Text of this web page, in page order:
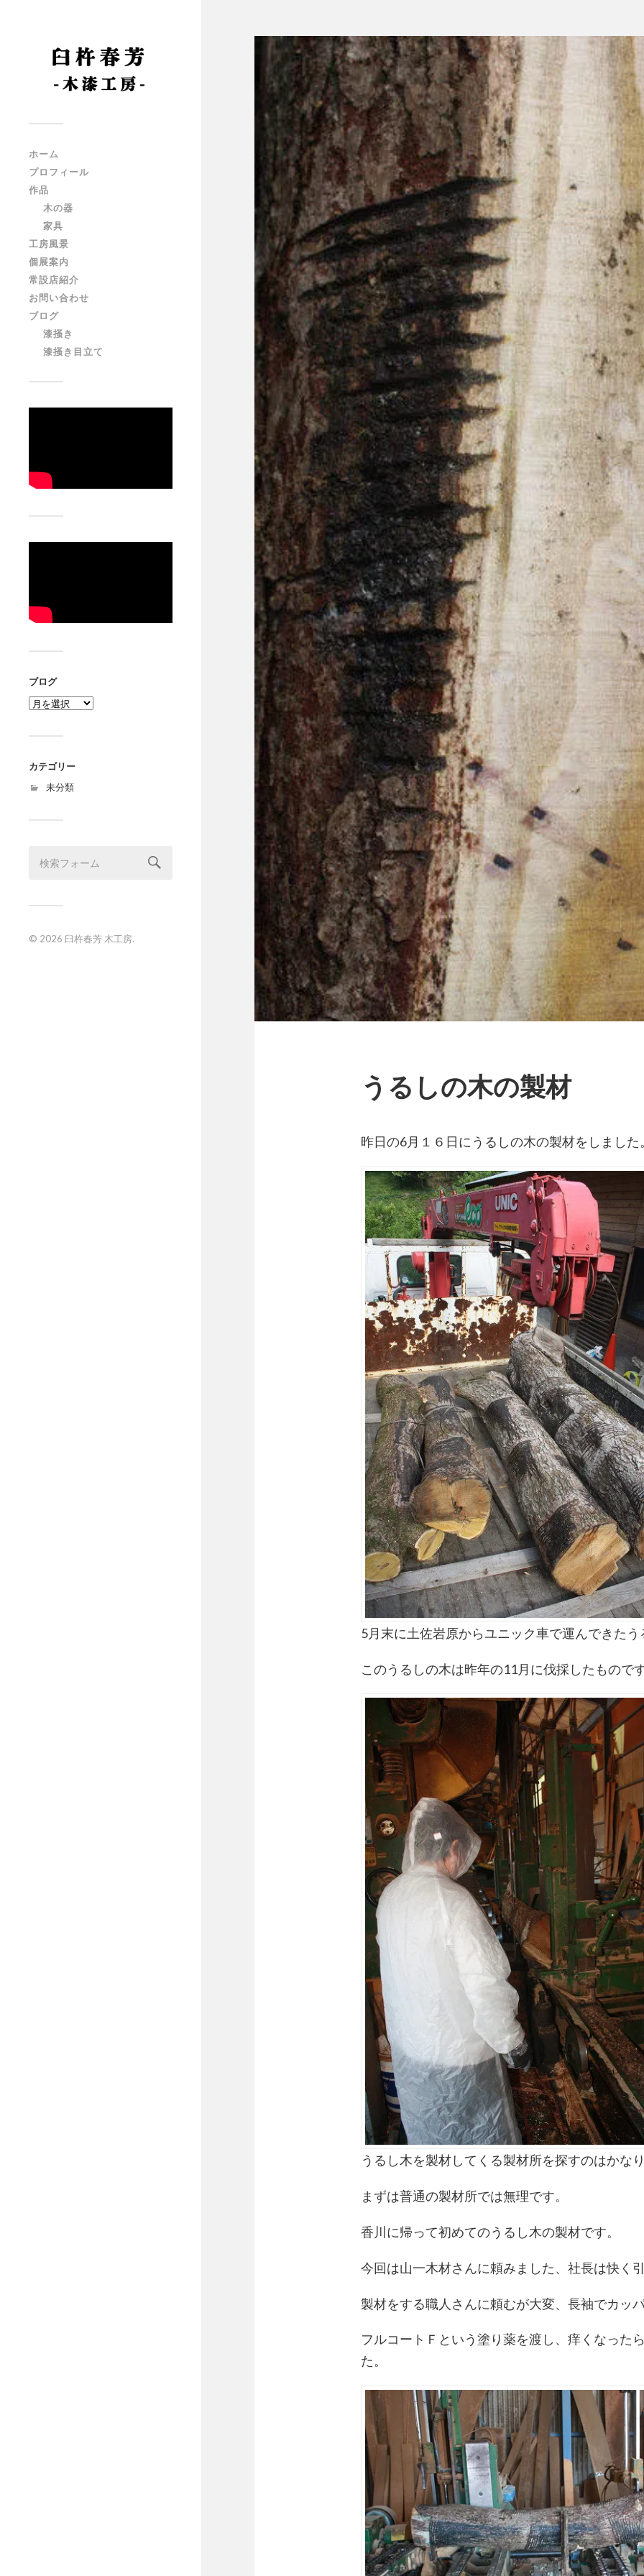
ホーム
プロフィール
作品
木の器
家具
工房風景
個展案内
常設店紹介
お問い合わせ
ブログ
漆掻き
漆掻き目立て
ブログ
ブ
ロ
カテゴリー
未分類
© 2026 臼杵春芳 木工房.
うるしの木の製材
昨日の6月１６日にうるしの木の製材をしました
5月末に土佐岩原からユニック車で運んできた
このうるしの木は昨年の11月に伐採したもので
うるし木を製材してくる製材所を探すのはかな
まずは普通の製材所では無理です。
香川に帰って初めてのうるし木の製材です。
今回は山一木材さんに頼みました、社長は快く
製材をする職人さんに頼むが大変、長袖でカッ
フルコートＦという塗り薬を渡し、痒くなった
た。